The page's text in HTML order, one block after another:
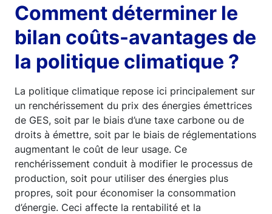
Comment déterminer le
bilan coûts-avantages de
la politique climatique ?
La politique climatique repose ici principalement sur
un renchérissement du prix des énergies émettrices
de GES, soit par le biais d’une taxe carbone ou de
droits à émettre, soit par le biais de réglementations
augmentant le coût de leur usage. Ce
renchérissement conduit à modifier le processus de
production, soit pour utiliser des énergies plus
propres, soit pour économiser la consommation
d’énergie. Ceci affecte la rentabilité et la